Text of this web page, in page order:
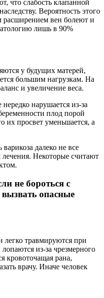
что слабость клапанной
Вероятность этого
расширением вен болеют и
лишь в 90%
у будущих матерей,
большим нагрузкам. На
и увеличение веса.
нарушается из-за
плод порой
их просвет уменьшается, а
далеко не все
Некоторые считают
не бороться с
опасные
травмируются при
из-за чрезмерного
кровоточащая рана,
врачу. Иначе человек